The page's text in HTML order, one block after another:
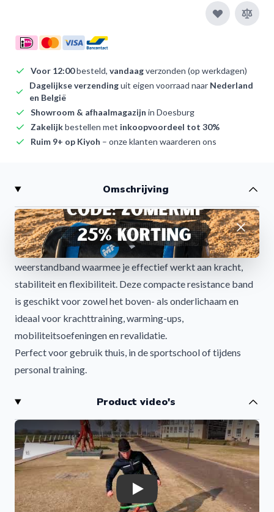
Voor 12:00besteld, vandaagverzonden (op werkdagen)
Dagelijkse verzendinguit eigen voorraad naar Nederland
en België
Showroom & afhaalmagazijn in Doesburg
Zakelijkbestellen met inkoopvoordeel tot 30%
Ruim 9+ op Kiyoh – onze klanten waarderen ons
Omschrijving
Mini Resistance Band Rood – Weerstandsband voor
Kracht, Stabiliteit en Mobiliteit
DeMini Resistance Band Rood
is een veelzijdige
weerstandband waarmee je effectief werkt aan kracht,
stabiliteit en flexibiliteit. Deze compacte resistance band
is geschikt voor zowel het boven- als onderlichaam en
ideaal voor krachttraining, warming-ups,
mobiliteitsoefeningen en revalidatie.
Perfect voor gebruik thuis, in de sportschool of tijdens
personal training.
Met de rode mini resistance band voeg je extra weerstand
toe aan je oefeningen, waardoor spieren beter worden
geactiveerd en versterkt.
Geschikt voor oefeningen zoals:
Squats
Lunges
Glute activatie
Product video's
Play
Afwijzen